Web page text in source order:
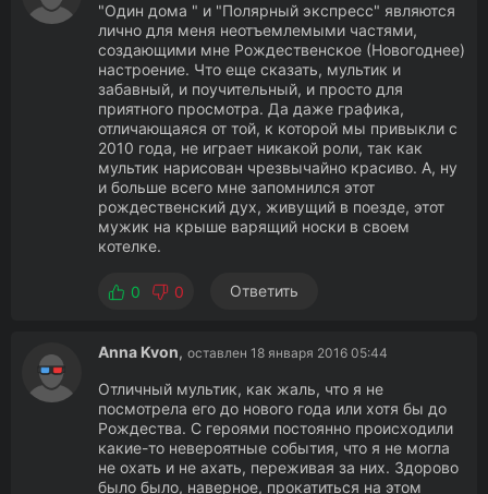
"Один дома " и "Полярный экспресс" являются
лично для меня неотъемлемыми частями,
создающими мне Рождественское (Новогоднее)
настроение. Что еще сказать, мультик и
забавный, и поучительный, и просто для
приятного просмотра. Да даже графика,
отличающаяся от той, к которой мы привыкли с
2010 года, не играет никакой роли, так как
мультик нарисован чрезвычайно красиво. А, ну
и больше всего мне запомнился этот
рождественский дух, живущий в поезде, этот
мужик на крыше варящий носки в своем
котелке.
0 0 Ответить
Anna Kvon, оставлен 18 января 2016 05:44
Отличный мультик, как жаль, что я не
посмотрела его до нового года или хотя бы до
Рождества. С героями постоянно происходили
какие-то невероятные события, что я не могла
не охать и не ахать, переживая за них. Здорово
было было, наверное, прокатиться на этом